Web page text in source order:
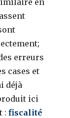
erreurs
cases et
déjà
ici
:fiscalité